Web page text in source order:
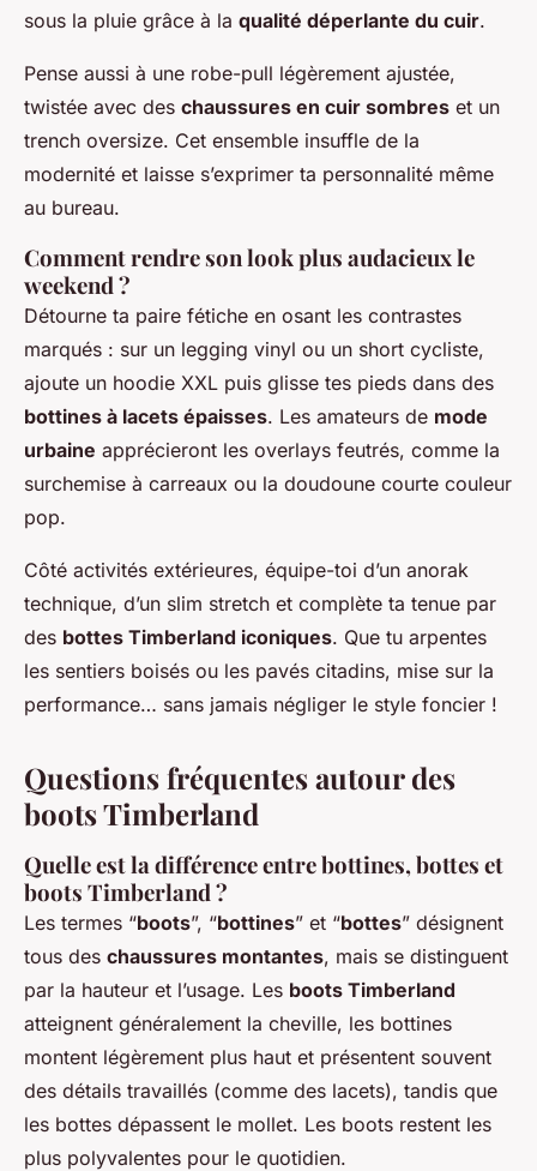
sous la pluie grâce à la qualité déperlante du cuir.
Pense aussi à une robe-pull légèrement ajustée,
twistée avec des chaussures en cuir sombres et un
trench oversize. Cet ensemble insuffle de la
modernité et laisse s’exprimer ta personnalité même
au bureau.
Comment rendre son look plus audacieux le
weekend ?
Détourne ta paire fétiche en osant les contrastes
marqués : sur un legging vinyl ou un short cycliste,
ajoute un hoodie XXL puis glisse tes pieds dans des
bottines à lacets épaisses. Les amateurs de mode
urbaine apprécieront les overlays feutrés, comme la
surchemise à carreaux ou la doudoune courte couleur
pop.
Côté activités extérieures, équipe-toi d’un anorak
technique, d’un slim stretch et complète ta tenue par
des bottes Timberland iconiques. Que tu arpentes
les sentiers boisés ou les pavés citadins, mise sur la
performance… sans jamais négliger le style foncier !
Questions fréquentes autour des
boots Timberland
Quelle est la différence entre bottines, bottes et
boots Timberland ?
Les termes “boots”, “bottines” et “bottes” désignent
tous des chaussures montantes, mais se distinguent
par la hauteur et l’usage. Les boots Timberland
atteignent généralement la cheville, les bottines
montent légèrement plus haut et présentent souvent
des détails travaillés (comme des lacets), tandis que
les bottes dépassent le mollet. Les boots restent les
plus polyvalentes pour le quotidien.